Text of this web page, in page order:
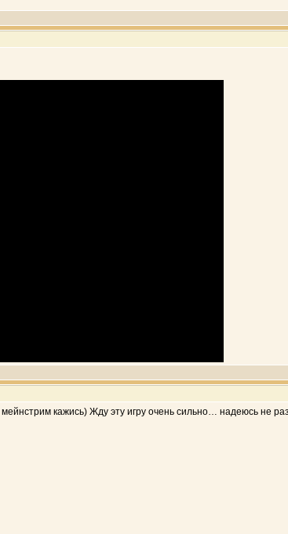
кажись) Жду эту игру очень сильно… надеюсь не